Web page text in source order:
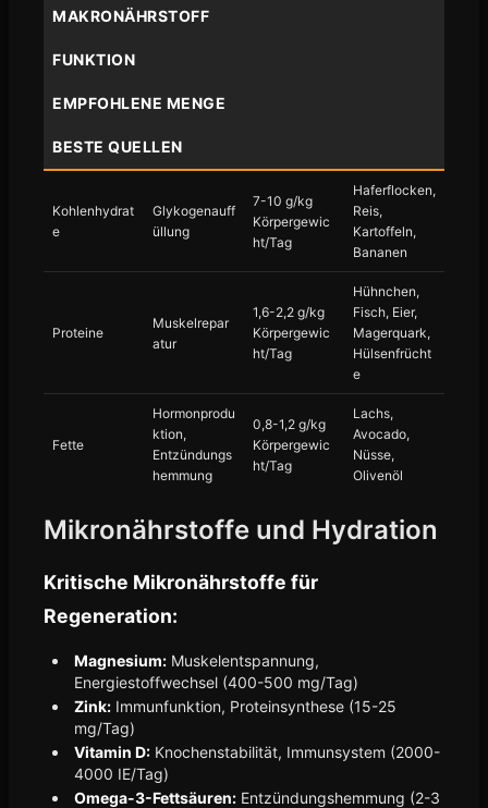
MAKRONÄHRSTOFF
FUNKTION
EMPFOHLENE MENGE
BESTE QUELLEN
Kohlenhydrat
e
Glykogenauff
üllung
7-10 g/kg
Körpergewic
ht/Tag
Haferflocken,
Reis,
Kartoffeln,
Bananen
Proteine
Muskelrepar
atur
1,6-2,2 g/kg
Körpergewic
ht/Tag
Hühnchen,
Fisch, Eier,
Magerquark,
Hülsenfrücht
e
Fette
Hormonprodu
ktion,
Entzündungs
hemmung
0,8-1,2 g/kg
Körpergewic
ht/Tag
Lachs,
Avocado,
Nüsse,
Olivenöl
Mikronährstoffe und Hydration
Kritische Mikronährstoffe für
Regeneration:
Magnesium: Muskelentspannung,
Energiestoffwechsel (400-500 mg/Tag)
Zink: Immunfunktion, Proteinsynthese (15-25
mg/Tag)
Vitamin D: Knochenstabilität, Immunsystem (2000-
4000 IE/Tag)
Omega-3-Fettsäuren: Entzündungshemmung (2-3